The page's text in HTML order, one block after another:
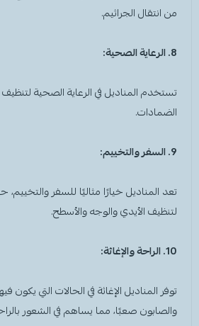
من انتقال الجراثيم.
8. الرعاية الصحية:
تستخدمالمناديلفي الرعاية الصحية
الضمادات.
9. السفر والتخييم:
تعد المناديلخيارًا مثاليًا للسفر
لتنظيف الأيدي والوجه والأسطح.
10. الراحة والإغاثة:
توفر المناديلالإغاثة في الحالات التي يكون
والصابون صعبًا، مما يساهم في الشعور